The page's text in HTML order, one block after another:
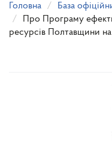
Головна
База
Про Програму
ресурсів Полтавщини